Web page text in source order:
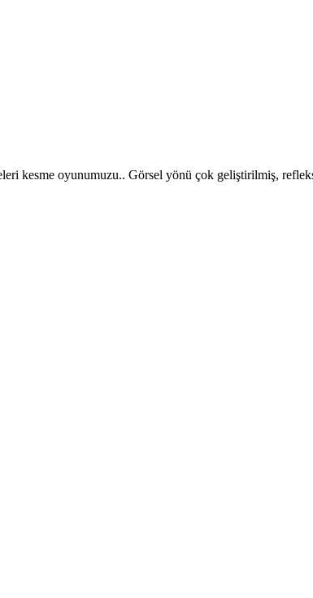
kesme oyunumuzu.. Görsel yönü çok geliştirilmiş,